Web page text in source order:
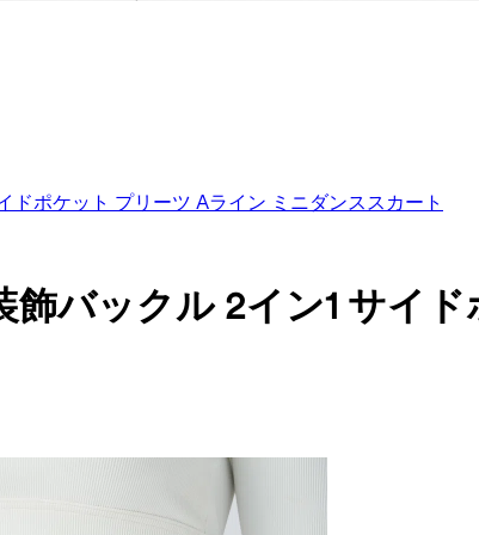
ドポケット プリーツ Aライン ミニダンススカート
バックル 2イン1 サイ